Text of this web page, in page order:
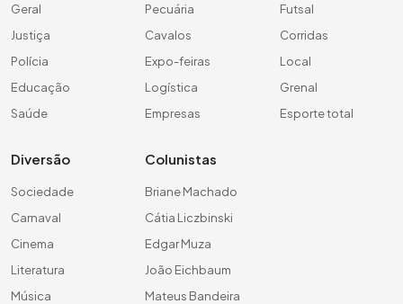
Geral
Justiça
Polícia
Educação
Saúde
Pecuária
Cavalos
Expo-feiras
Logística
Empresas
Futsal
Corridas
Local
Grenal
Esporte total
Diversão
Sociedade
Carnaval
Cinema
Literatura
Música
Colunistas
Briane Machado
Cátia Liczbinski
Edgar Muza
João Eichbaum
Mateus Bandeira